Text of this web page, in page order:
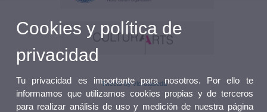
Tweets by vlcrutaseda
Cookies y política de
privacidad
Tu privacidad es importante para nosotros. Por ello te
informamos que utilizamos cookies propias y de terceros
para realizar análisis de uso y medición de nuestra página